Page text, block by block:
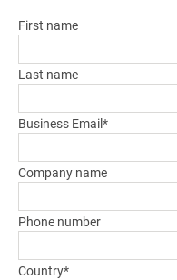
First name
Last name
Business Email*
Company name
Phone number
Country*